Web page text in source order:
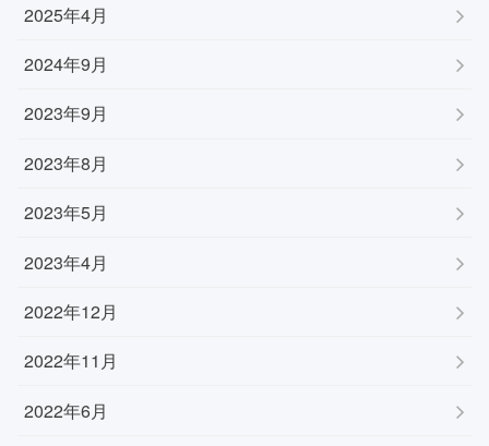
2025年4月
2024年9月
2023年9月
2023年8月
2023年5月
2023年4月
2022年12月
2022年11月
2022年6月